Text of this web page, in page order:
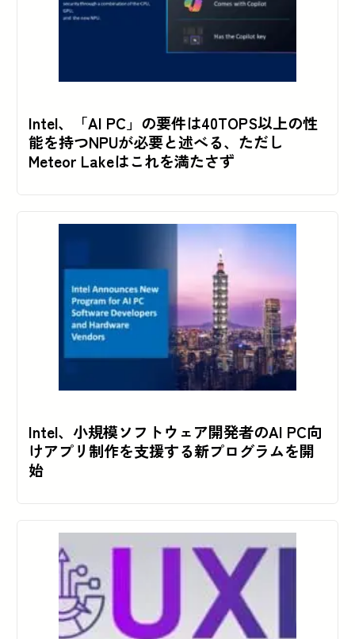
Intel、「AI PC」の要件は40TOPS以上の性
能を持つNPUが必要と述べる、ただし
Meteor Lakeはこれを満たさず
Intel、小規模ソフトウェア開発者のAI PC向
けアプリ制作を支援する新プログラムを開
始